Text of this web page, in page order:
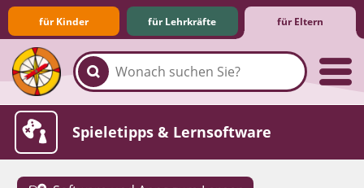
für Kinder für Lehrkräfte für Eltern
Familie & Medien
Spieletipps & Lernsoftware